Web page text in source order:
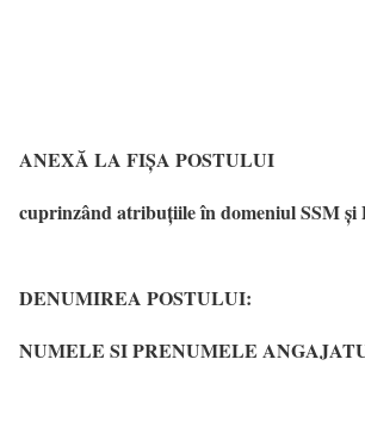
ANEXĂ LA FIȘA POSTULUI
cuprinzând atribuțiile în domeniul SSM și
DENUMIREA POSTULUI:
NUMELE SI PRENUMELE